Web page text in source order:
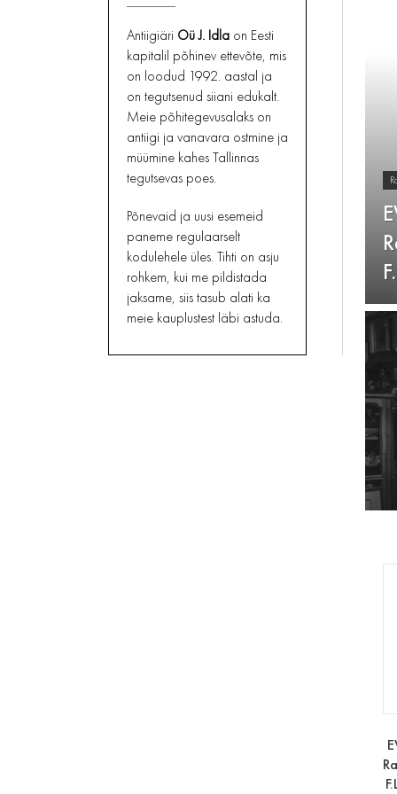
TUHATOOSID,
SIGARETIHOIDJAD
KÕIKTUBAKA SÕPRADELE
KÕIKKOLLEKTSIONEERIMINE
TALDRIKUD
TASSID , TOPSID JA KRUUSID
TEEPURGID
VAAGNAD JA KANDIKUD
VAASID
KÕIKPORTSELAN JA
VALGUSTID
MÄRGUKELLAD JA
KELLUKESED
MÕÕTERIISTAD
BAROMEETRID,
TERMOMEETRID
MUUD MÕÕTERIISTAD
KÕIKMÕÕTERIISTAD
SAMOVARID
TEKSTIILID JA RIIDEESEMED
UHMRID
UKSELINGID, HINGED,
LUKUD
VAHENDID JA TÖÖRIISTAD
KÕIKVARIA
Antiigiäri Oü J. Idla on Eesti
kapitalil põhinev ettevõte, mis
on loodud 1992. aastal ja
on tegutsenud siiani edukalt.
Meie põhitegevusalaks on
antiigi ja vanavara ostmine ja
müümine kahes Tallinnas
tegutsevas poes.
Põnevaid ja uusi esemeid
paneme regulaarselt
kodulehele üles. Tihti on asju
rohkem, kui me pildistada
jaksame, siis tasub alati ka
meie kauplustest läbi astuda.